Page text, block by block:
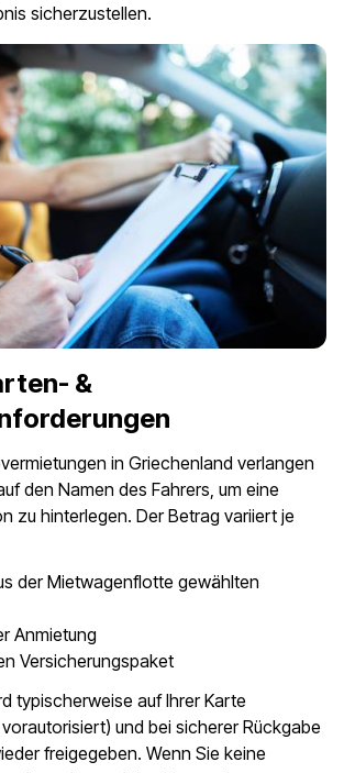
sicherzustellen.
&
in Griechenland verlangen
den Namen des Fahrers, um eine
zu hinterlegen. Der Betrag variiert je
der Mietwagenflotte gewählten
Anmietung
Versicherungspaket
typischerweise auf Ihrer Karte
und bei sicherer Rückgabe
freigegeben. Wenn Sie keine